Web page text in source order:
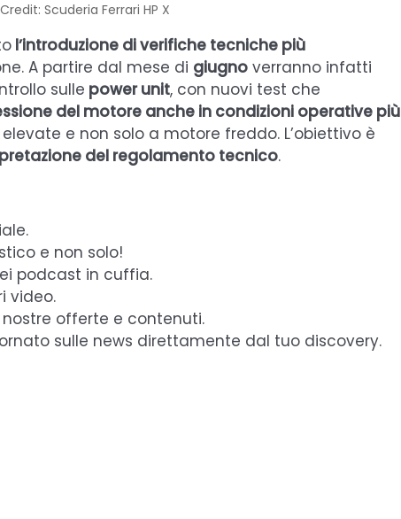
Scuderia Ferrari HP X
l’introduzione di verifiche tecniche più
A partire dal mese di giugno verranno infatti
sulle power unit, con nuovi test che
del motore anche in condizioni operative più
e non solo a motore freddo. L’obiettivo è
del regolamento tecnico.
e non solo!
podcast in cuffia.
video.
offerte e contenuti.
sulle news direttamente dal tuo discovery.